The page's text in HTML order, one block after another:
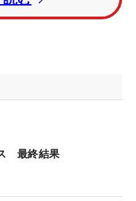
子オープン」の第1
「58」が最少。先週
」では下家秀琉（し
最終結果